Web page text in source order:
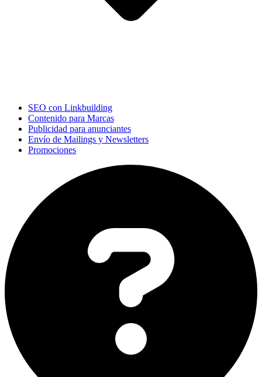
SEO con Linkbuilding
Contenido para Marcas
Publicidad para anunciantes
Envío de Mailings y Newsletters
Promociones